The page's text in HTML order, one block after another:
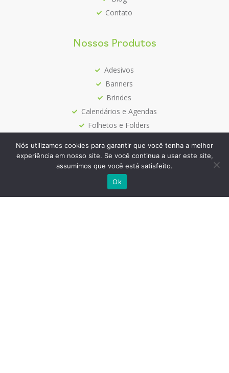
Contato
Nossos Produtos
Adesivos
Banners
Brindes
Calendários e Agendas
Folhetos e Folders
Papelaria
Siga-nos
Nós utilizamos cookies para garantir que você tenha a melhor
experiência em nosso site. Se você continua a usar este site,
assumimos que você está satisfeito.
Ok